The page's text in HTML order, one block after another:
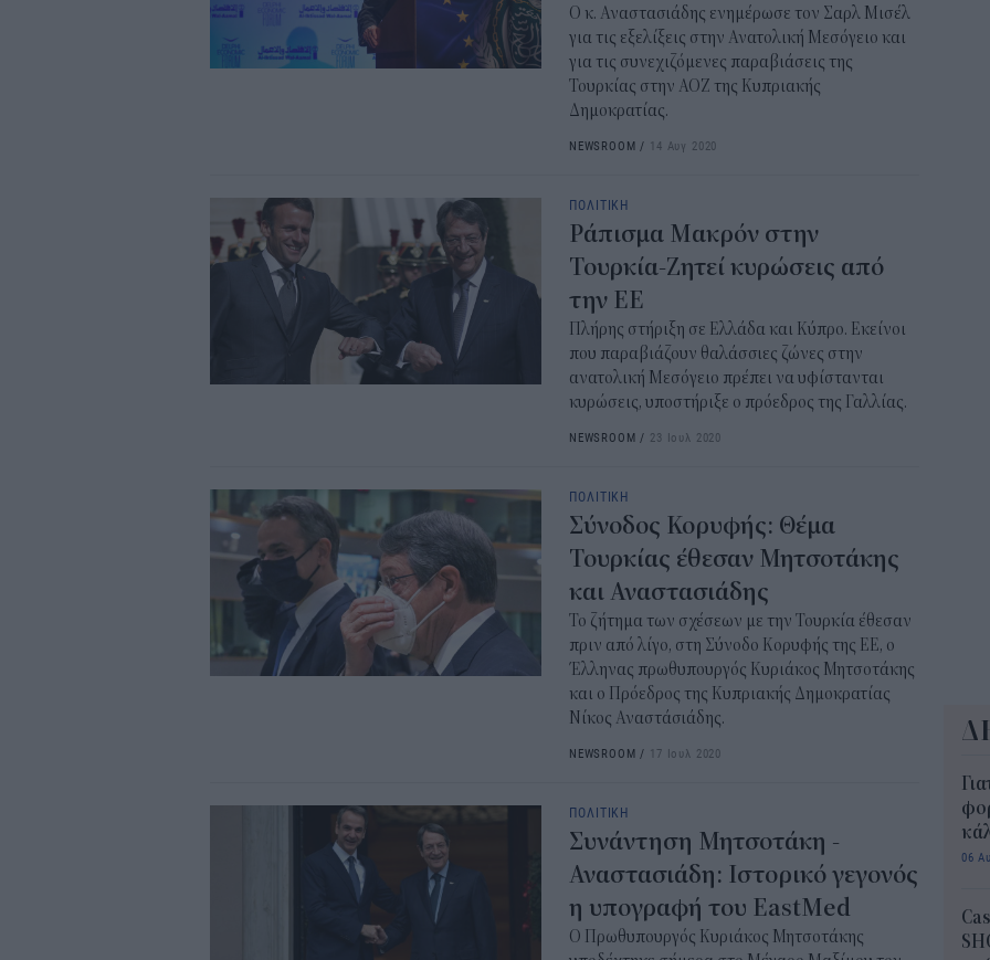
Ο κ. Αναστασιάδης ενημέρωσε τον Σαρλ Μισέλ
για τις εξελίξεις στην Ανατολική Μεσόγειο και
για τις συνεχιζόμενες παραβιάσεις της
Τουρκίας στην ΑΟΖ της Κυπριακής
Δημοκρατίας.
NEWSROOM / 14 Αυγ 2020
ΠΟΛΙΤΙΚΗ
Ράπισμα Μακρόν στην
Τουρκία-Ζητεί κυρώσεις από
την ΕΕ
Πλήρης στήριξη σε Ελλάδα και Κύπρο. Εκείνοι
που παραβιάζουν θαλάσσιες ζώνες στην
ανατολική Μεσόγειο πρέπει να υφίστανται
κυρώσεις, υποστήριξε ο πρόεδρος της Γαλλίας.
NEWSROOM / 23 Ιουλ 2020
ΠΟΛΙΤΙΚΗ
Σύνοδος Κορυφής: Θέμα
Τουρκίας έθεσαν Μητσοτάκης
και Αναστασιάδης
Το ζήτημα των σχέσεων με την Τουρκία έθεσαν
πριν από λίγο, στη Σύνοδο Κορυφής της ΕΕ, ο
Έλληνας πρωθυπουργός Κυριάκος Μητσοτάκης
και ο Πρόεδρος της Κυπριακής Δημοκρατίας
Νίκος Αναστάσιάδης.
NEWSROOM / 17 Ιουλ 2020
ΠΟΛΙΤΙΚΗ
Συνάντηση Μητσοτάκη -
Αναστασιάδη: Ιστορικό γεγονός
η υπογραφή του EastMed
Ο Πρωθυπουργός Κυριάκος Μητσοτάκης
06